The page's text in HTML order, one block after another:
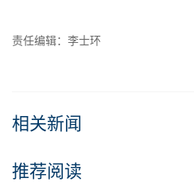
责任编辑：李士环
相关新闻
推荐阅读